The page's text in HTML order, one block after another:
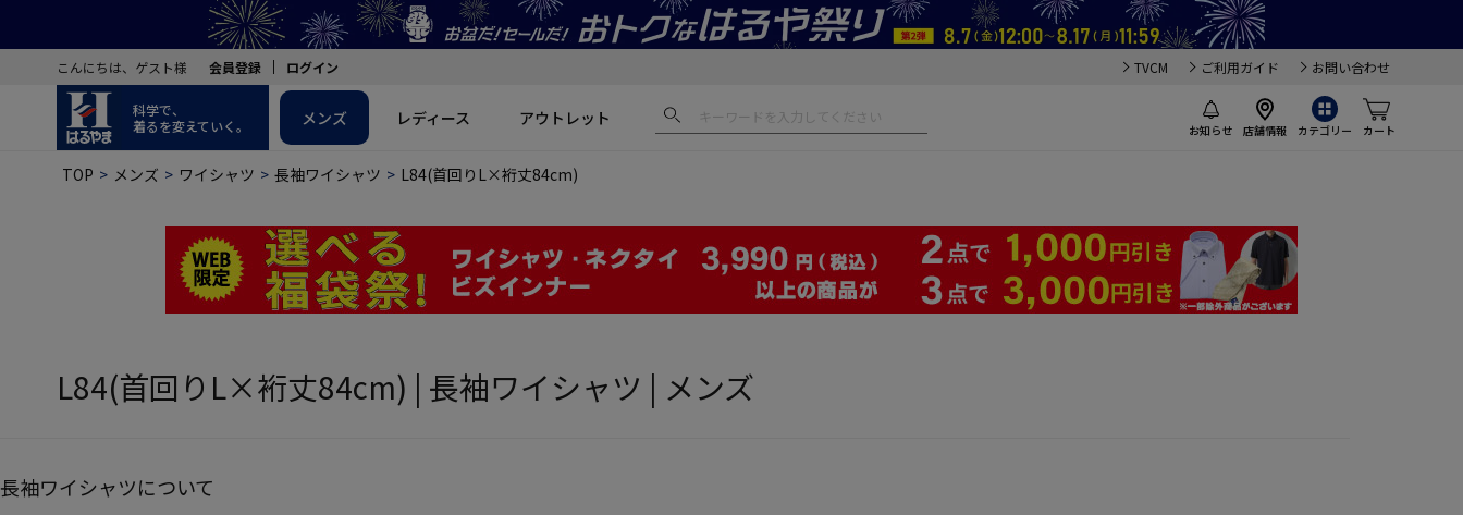
こんにちは、ゲスト様 会員登録 ログイン TVCM ご利用ガイド お問い合わせ
科学で、
着るを変えていく。
お知らせ 店舗情報 カテゴリー カート
メンズ レディース アウトレット
TOP メンズ ワイシャツ 長袖ワイシャツ L84(首回りL×裄丈84cm)
L84(首回りL×裄丈84cm) | 長袖ワイシャツ | メンズ
長袖ワイシャツについて